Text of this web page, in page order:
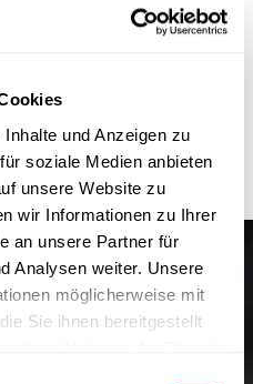
und Anzeigen zu
soziale Medien anbieten
unsere Website zu
wir Informationen zu Ihrer
an unsere Partner für
Analysen weiter. Unsere
möglicherweise mit
Sie ihnen bereitgestellt
im Inneren:
Experten-